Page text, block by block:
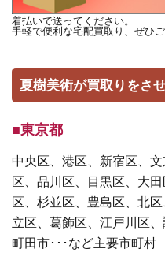
着払いで送ってください。
手軽で便利な宅配買取り、ぜひご
夏樹美術が買取りをさ
■東京都
中央区、港区、新宿区、
区、品川区、目黒区、大
区、杉並区、豊島区、北
立区、葛飾区、江戸川区
町田市･･･など主要市町村